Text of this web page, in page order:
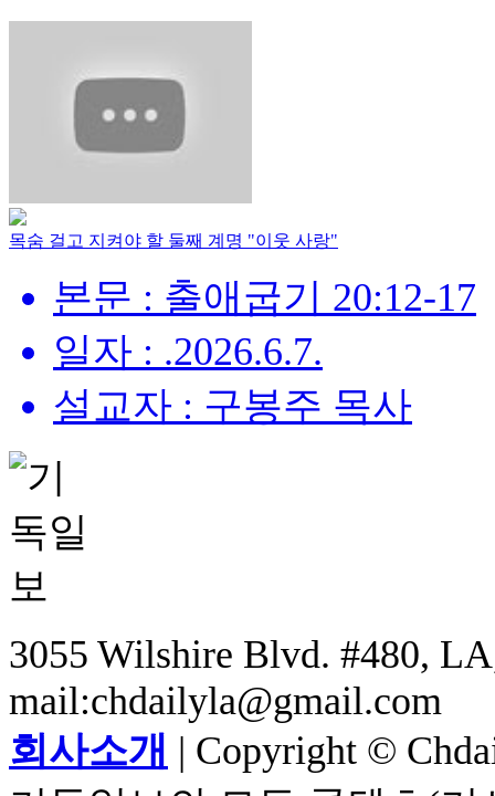
목숨 걸고 지켜야 할 둘째 계명 "이웃 사랑"
본문 : 출애굽기 20:12-17
일자 : .2026.6.7.
설교자 : 구봉주 목사
3055 Wilshire Blvd. #480,
mail:chdailyla@gmail.com
회사소개 | Copyright ©